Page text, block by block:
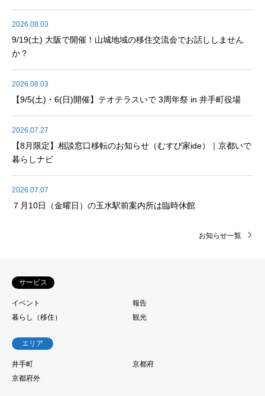
2026.08.03
9/19(土) 大阪で開催！山城地域の移住交流会でお話ししません
か？
2026.08.03
【9/5(土)・6(日)開催】テオテラスいで 3周年祭 in 井手町役場
2026.07.27
【8月限定】相談窓口移転のお知らせ（むすび家ide）｜京都いで
暮らしナビ
2026.07.07
７月10日（金曜日）の玉水駅前案内所は臨時休館
お知らせ一覧
サービス
イベント
報告
暮らし（移住）
観光
エリア
井手町
京都府
京都府外